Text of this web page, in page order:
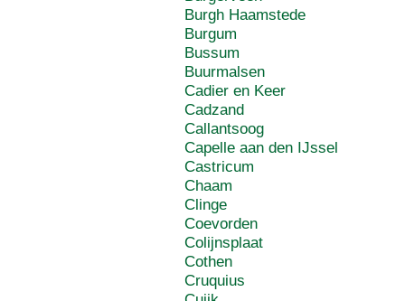
Burgh Haamstede
Burgum
Bussum
Buurmalsen
Cadier en Keer
Cadzand
Callantsoog
Capelle aan den IJssel
Castricum
Chaam
Clinge
Coevorden
Colijnsplaat
Cothen
Cruquius